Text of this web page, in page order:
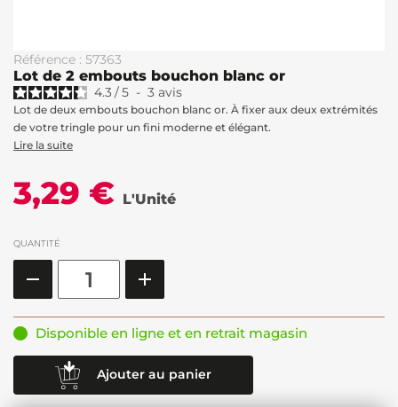
Référence : 57363
Lot de 2 embouts bouchon blanc or
4.3/5 - 3 avis
Lot de deux embouts bouchon blanc or. À fixer aux deux extrémités
de votre tringle pour un fini moderne et élégant.
Lire la suite
3,29 € L'Unité
QUANTITÉ
Disponible en ligne et en retrait magasin
Ajouter au panier